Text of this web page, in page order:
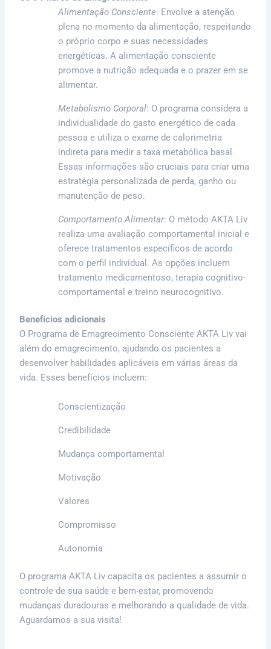
Alimentação Consciente: Envolve a atenção
plena no momento da alimentação, respeitando
o próprio corpo e suas necessidades
energéticas. A alimentação consciente
promove a nutrição adequada e o prazer em se
alimentar.
Metabolismo Corporal: O programa considera a
individualidade do gasto energético de cada
pessoa e utiliza o exame de calorimetria
indireta para medir a taxa metabólica basal.
Essas informações são cruciais para criar uma
estratégia personalizada de perda, ganho ou
manutenção de peso.
Comportamento Alimentar: O método AKTA Liv
realiza uma avaliação comportamental inicial e
oferece tratamentos específicos de acordo
com o perfil individual. As opções incluem
tratamento medicamentoso, terapia cognitivo-
comportamental e treino neurocognitivo.
Benefícios adicionais
O Programa de Emagrecimento Consciente AKTA Liv vai
além do emagrecimento, ajudando os pacientes a
desenvolver habilidades aplicáveis em várias áreas da
vida. Esses benefícios incluem:
Conscientização
Credibilidade
Mudança comportamental
Motivação
Valores
Compromisso
Autonomia
O programa AKTA Liv capacita os pacientes a assumir o
controle de sua saúde e bem-estar, promovendo
mudanças duradouras e melhorando a qualidade de vida.
Aguardamos a sua visita!